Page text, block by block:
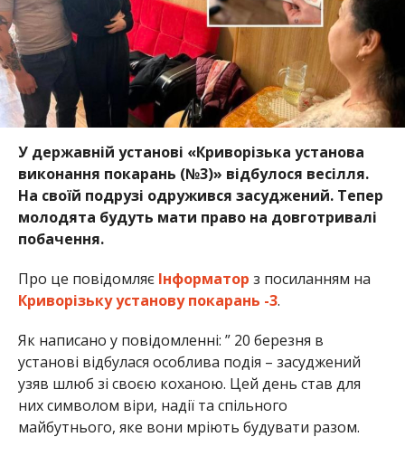
У державній установі «Криворізька установа
виконання покарань (№3)» відбулося весілля.
На своїй подрузі одружився засуджений. Тепер
молодята будуть мати право на довготривалі
побачення.
Про це повідомляє Інформатор з посиланням на
Криворізьку установу покарань -3.
Як написано у повідомленні: ” 20 березня в
установі відбулася особлива подія – засуджений
узяв шлюб зі своєю коханою. Цей день став для
них символом віри, надії та спільного
майбутнього, яке вони мріють будувати разом.